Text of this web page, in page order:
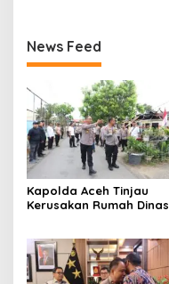
News Feed
Kapolda Aceh Tinjau
Kerusakan Rumah Dinas
Hujan